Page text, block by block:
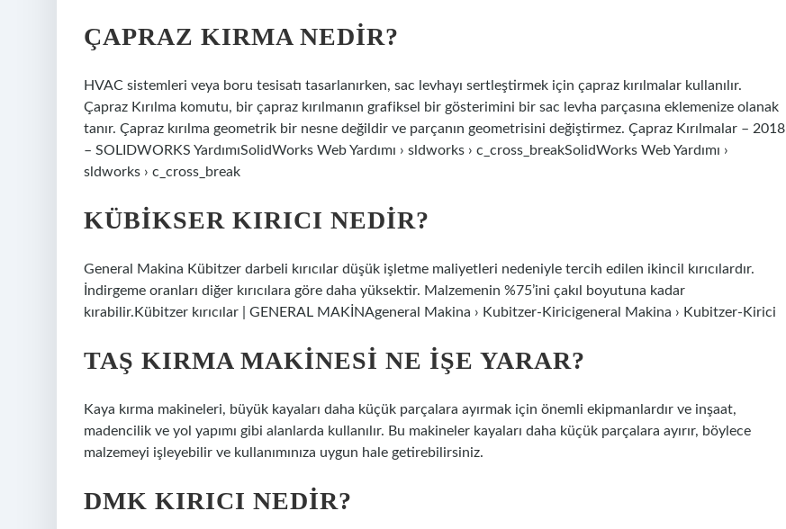
ÇAPRAZ KIRMA NEDIR?
HVAC sistemleri veya boru tesisatı tasarlanırken, sac levhayı sertleştirmek için çapraz kırılmalar kullanılır.
Çapraz Kırılma komutu, bir çapraz kırılmanın grafiksel bir gösterimini bir sac levha parçasına eklemenize olanak
tanır. Çapraz kırılma geometrik bir nesne değildir ve parçanın geometrisini değiştirmez. Çapraz Kırılmalar – 2018
– SOLIDWORKS YardımıSolidWorks Web Yardımı › sldworks › c_cross_breakSolidWorks Web Yardımı ›
sldworks › c_cross_break
KÜBIKSER KIRICI NEDIR?
General Makina Kübitzer darbeli kırıcılar düşük işletme maliyetleri nedeniyle tercih edilen ikincil kırıcılardır.
İndirgeme oranları diğer kırıcılara göre daha yüksektir. Malzemenin %75’ini çakıl boyutuna kadar
kırabilir.Kübitzer kırıcılar | GENERAL MAKİNAgeneral Makina › Kubitzer-Kiricigeneral Makina › Kubitzer-Kirici
TAŞ KIRMA MAKINESI NE IŞE YARAR?
Kaya kırma makineleri, büyük kayaları daha küçük parçalara ayırmak için önemli ekipmanlardır ve inşaat,
madencilik ve yol yapımı gibi alanlarda kullanılır. Bu makineler kayaları daha küçük parçalara ayırır, böylece
malzemeyi işleyebilir ve kullanımınıza uygun hale getirebilirsiniz.
DMK KIRICI NEDIR?